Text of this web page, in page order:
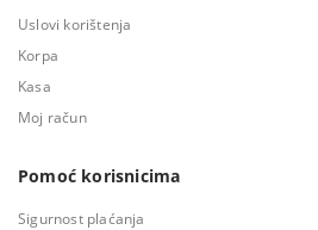
Uslovi korištenja
Korpa
Kasa
Moj račun
Pomoć korisnicima
Sigurnost plaćanja